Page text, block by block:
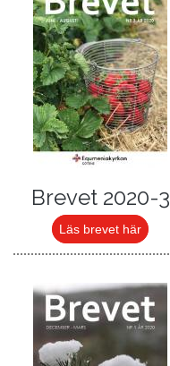
Brevet 2020-3
Läs brevet här